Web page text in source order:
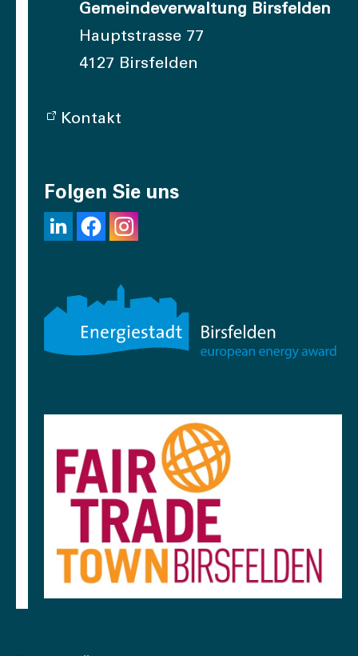
Gemeindeverwaltung Birsfelden
Hauptstrasse 77
4127 Birsfelden
Kontakt
Folgen Sie uns